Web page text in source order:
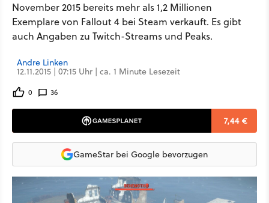
November 2015 bereits mehr als 1,2 Millionen
Exemplare von Fallout 4 bei Steam verkauft. Es gibt
auch Angaben zu Twitch-Streams und Peaks.
Andre Linken
12.11.2015 | 07:15 Uhr | ca. 1 Minute Lesezeit
0 36
7,44 €
GameStar bei Google bevorzugen